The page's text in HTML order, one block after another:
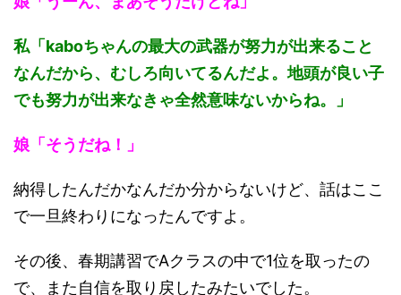
私「kaboちゃんの最大の武器が努力が出来ること
なんだから、むしろ向いてるんだよ。地頭が良い子
でも努力が出来なきゃ全然意味ないからね。」
娘「そうだね！」
納得したんだかなんだか分からないけど、話はここ
で一旦終わりになったんですよ。
その後、春期講習でAクラスの中で1位を取ったの
で、また自信を取り戻したみたいでした。